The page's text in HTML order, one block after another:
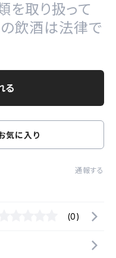
を取り扱って
飲酒は法律で
る
気に入り
通報する
(0)